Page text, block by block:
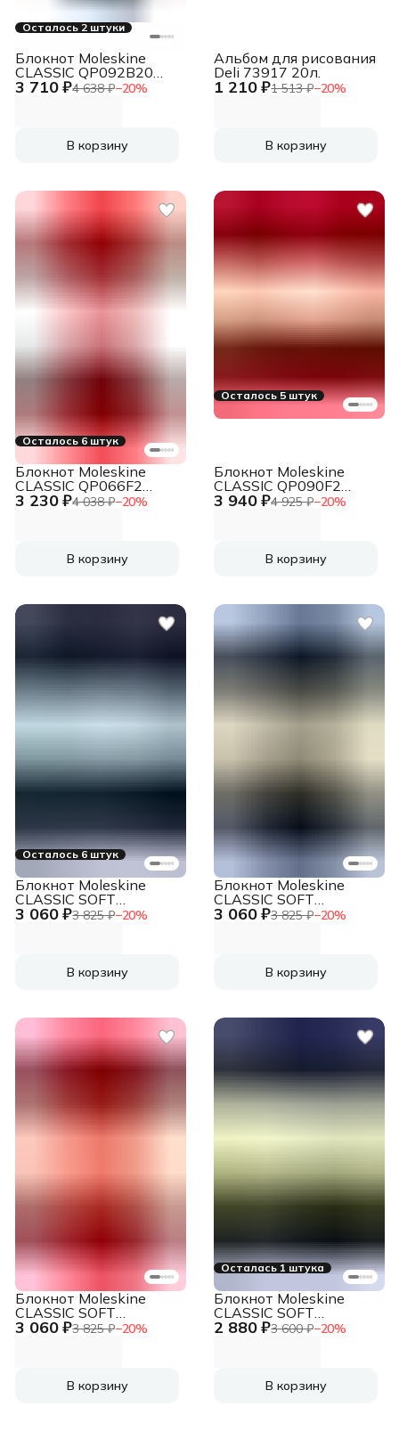
Осталось 2 штуки
3 710 ₽4 638 ₽−20%
Блокнот Moleskine
CLASSIC QP092B20
XLarge 190х250мм
В корзину
1 210 ₽1 513 ₽−20%
Альбом для рисования
Deli 73917 20л.
В корзину
Осталось 6 штук
3 230 ₽4 038 ₽−20%
Блокнот Moleskine
CLASSIC QP066F2
Large 130х210мм
В корзину
Осталось 5 штук
3 940 ₽4 925 ₽−20%
Блокнот Moleskine
CLASSIC QP090F2
XLarge 190х250мм
В корзину
Осталось 6 штук
3 060 ₽3 825 ₽−20%
Блокнот Moleskine
CLASSIC SOFT
QP619B20 Large
В корзину
3 060 ₽3 825 ₽−20%
Блокнот Moleskine
CLASSIC SOFT
QP616B20 Large
В корзину
3 060 ₽3 825 ₽−20%
Блокнот Moleskine
CLASSIC SOFT
QP616F2 Large
В корзину
Осталась 1 штука
2 880 ₽3 600 ₽−20%
Блокнот Moleskine
CLASSIC SOFT
QP613B20 Pocket
В корзину